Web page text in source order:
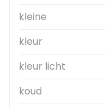
kleine
kleur
kleur licht
koud